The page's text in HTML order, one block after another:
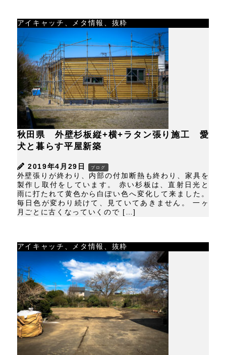
アイキャッチ、メタ情報、抜粋
秋田県 外壁杉板縦+横+ラタン張り施工 愛
犬と暮らす平屋新築
2019年4月29日 ブログ
外壁張りが終わり、内部の付加断熱も終わり、家具を
製作し取付をしています。 赤い杉板は、直射日光と
雨に打たれて黄色から白ぽい色へ変化して来ました。
毎日色が変わり続けて、見ていてあきません。 一ヶ
月ごとに古くなっていくので […]
アイキャッチ、メタ情報、抜粋